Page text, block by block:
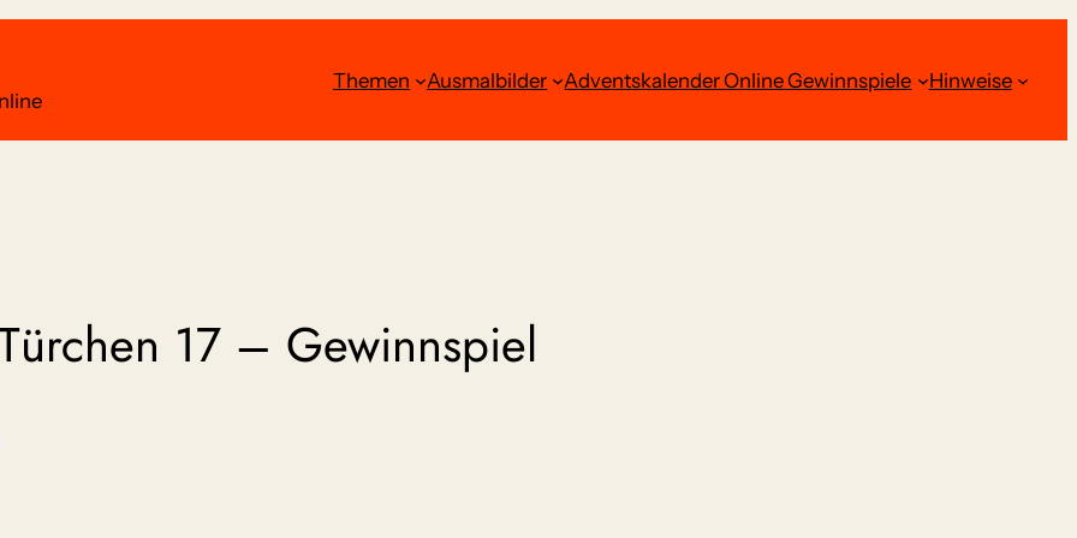
Themen Ausmalbilder Adventskalender Online Gewinnspiele Hinweise
17 – Gewinnspiel